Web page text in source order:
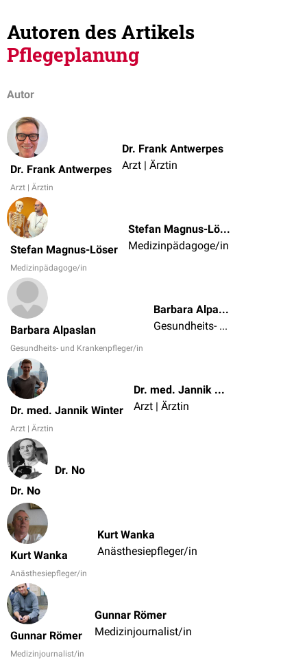
Autoren des Artikels
Pflegeplanung
Autor
Dr. Frank Antwerpes
Arzt | Ärztin
Dr. Frank Antwerpes
Arzt | Ärztin
Stefan Magnus-Löser
Medizinpädagoge/in
Stefan Magnus-Löser
Medizinpädagoge/in
Barbara Alpaslan
Gesundheits- und Krankenpfleger/in
Barbara Alpaslan
Gesundheits- und Krankenpfleger/in
Dr. med. Jannik Winter
Arzt | Ärztin
Dr. med. Jannik Winter
Arzt | Ärztin
Dr. No
Dr. No
Kurt Wanka
Anästhesiepfleger/in
Kurt Wanka
Anästhesiepfleger/in
Gunnar Römer
Medizinjournalist/in
Gunnar Römer
Medizinjournalist/in